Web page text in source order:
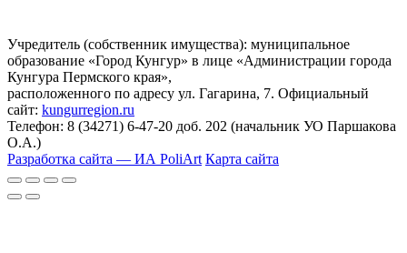
Учредитель (собственник имущества): муниципальное
образование «Город Кунгур» в лице «Администрации города
Кунгура Пермского края»,
расположенного по адресу ул. Гагарина, 7. Официальный
сайт: kungurregion.ru
Телефон: 8 (34271) 6-47-20 доб. 202 (начальник УО Паршакова
О.А.)
Разработка сайта — ИА PoliArt Карта сайта